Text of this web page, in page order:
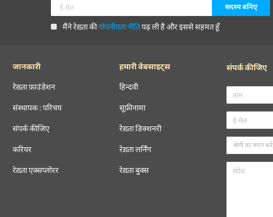
मैंने रेख़्ता कीगोपनीयता नीतिपढ़ ली है और इससे सहमत हूँ
जानकारी
रेख़्ता फ़ाउंडेशन
संस्थापक : परिचय
संपर्क कीजिए
करियर
रेख़्ता एक्सप्लोरर
हमारी वेबसाइट्स
हिन्दवी
सूफ़ीनामा
रेख़्ता डिक्शनरी
रेख़्ता लर्निंग
रेख़्ता बुक्स
संपर्क कीजिए